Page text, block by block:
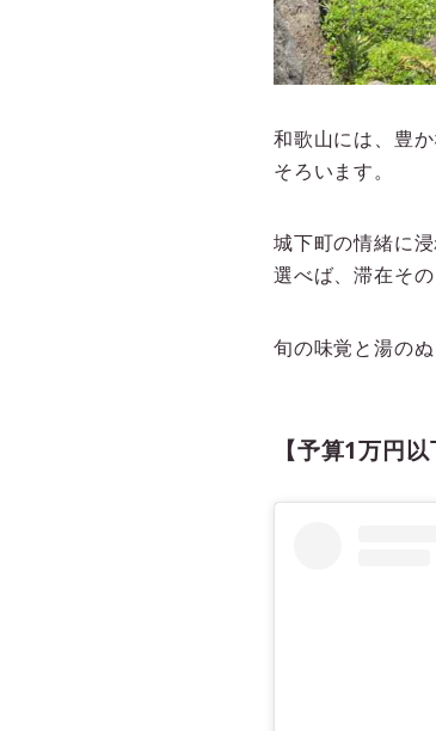
和歌山には、豊
そろいます。
城下町の情緒に
選べば、滞在そ
旬の味覚と湯の
【予算1万円